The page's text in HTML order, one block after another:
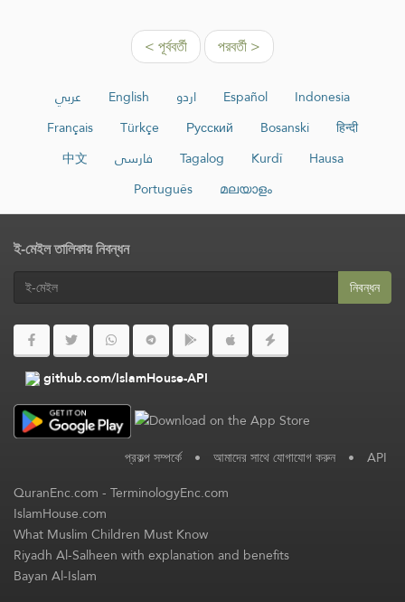
< পূর্ববর্তী পরবর্তী >
عربي English اردو Español
Indonesia
Français
Türkçe Русский Bosanski
हिन्दी
中文
فارسی Tagalog Kurdî
Hausa
Português
മലയാളം
ই-মেইল তালিকায় নিবন্ধন
নিবন্ধন
github.com/IslamHouse-API
প্রকল্প সম্পর্কে • আমাদের সাথে যোগাযোগ করুন • API
QuranEnc.com-TerminologyEnc.com
IslamHouse.com
What Muslim Children Must Know
Riyadh Al-Salheen with explanation and benefits
Bayan Al-Islam